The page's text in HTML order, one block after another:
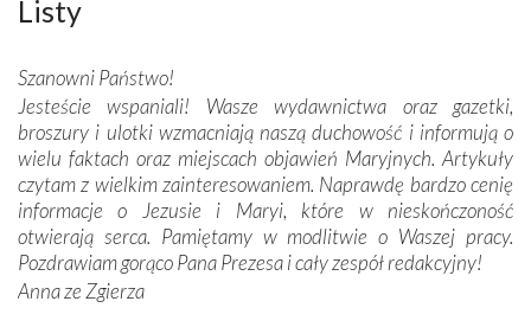
wspaniałe zdobienia, dbałość ich twórców o detale,
budowniczych.
Podążyliśmy też śladami fatimskich wizjonerów – Łucji
dos Santos oraz świętych Hiacynty i Franciszka Marto.
Modliliśmy się przy ich grobach. Odprawiliśmy Drogę
Krzyżową w ich rodzinnych stronach, odwiedziliśmy
domy, w których żyli.
W miejscu objawień Matki Bożej zapaliliśmy świece
Listy
Szanowni Państwo!
Jesteście wspaniali! Wasze wydawnictwa oraz gazetki,
broszury i ulotki wzmacniają naszą duchowość i informują o
wielu faktach oraz miejscach objawień Maryjnych. Artykuły
czytam z wielkim zainteresowaniem. Naprawdę bardzo cenię
informacje o Jezusie i Maryi, które w nieskończoność
otwierają serca. Pamiętamy w modlitwie o Waszej pracy.
Pozdrawiam gorąco Pana Prezesa i cały zespół redakcyjny!
Anna ze Zgierza